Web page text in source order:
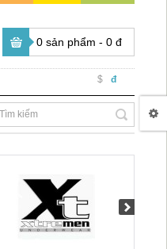
0 sản phẩm - 0 đ
$ đ